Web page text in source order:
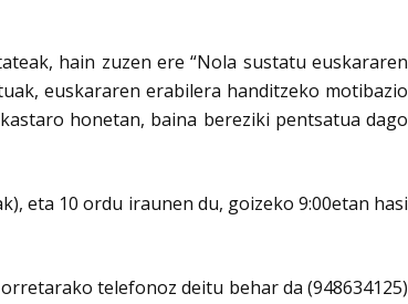
hain zuzen ere “Nola sustatu euskararen
euskararen erabilera handitzeko motibazio
honetan, baina bereziki pentsatua dago
eta 10 ordu iraunen du, goizeko 9:00etan hasi
telefonoz deitu behar da (948634125)